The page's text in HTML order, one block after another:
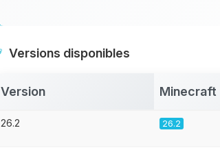
Versions disponibles
Version Minecraft
26.2 26.2